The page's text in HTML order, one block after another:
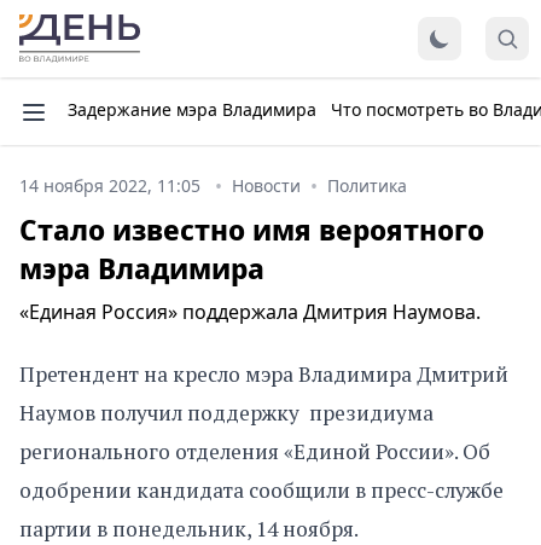
Задержание мэра Владимира Что посмотреть во
14 ноября 2022, 11:05 Новости Политика
Стало известно имя вероятного
мэра Владимира
«Единая Россия» поддержала Дмитрия Наумова.
Претендент на кресло мэра Владимира Дмитрий
Наумов получил поддержку президиума
регионального отделения «Единой России». Об
одобрении кандидата сообщили в пресс-службе
партии в понедельник, 14 ноября.